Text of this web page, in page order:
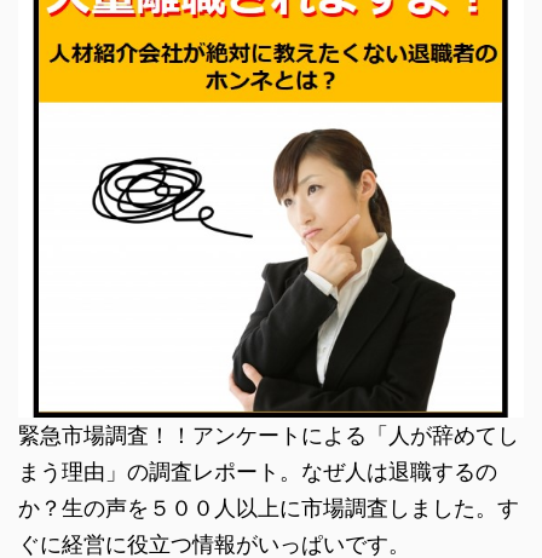
緊急市場調査！！アンケートによる「人が辞めてし
まう理由」の調査レポート。なぜ人は退職するの
か？生の声を５００人以上に市場調査しました。す
ぐに経営に役立つ情報がいっぱいです。